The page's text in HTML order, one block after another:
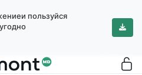
пользуйся